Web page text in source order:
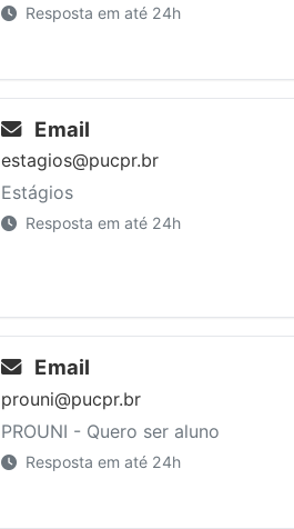
Resposta em até 24h
Email
estagios@pucpr.br
Estágios
Resposta em até 24h
Email
prouni@pucpr.br
PROUNI - Quero ser aluno
Resposta em até 24h